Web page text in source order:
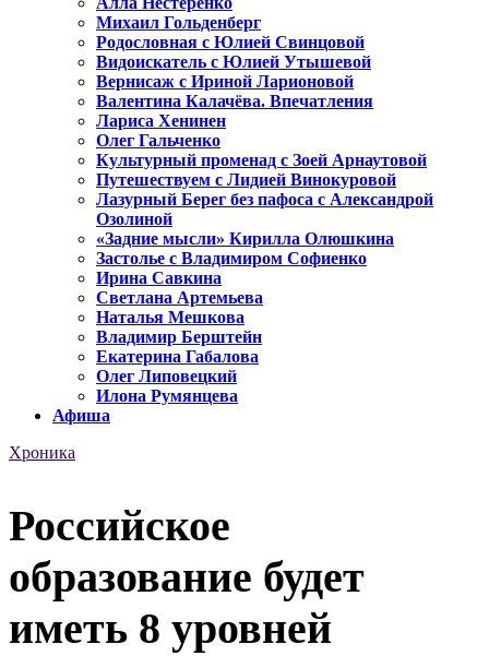
Михаил Гольденберг
Родословная с Юлией Свинцовой
Видоискатель с Юлией Утышевой
Вернисаж с Ириной Ларионовой
Валентина Калачёва. Впечатления
Лариса Хенинен
Олег Гальченко
Культурный променад с Зоей Арнаутовой
Путешествуем с Лидией Винокуровой
Лазурный Берег без пафоса с Александрой
Озолиной
«Задние мысли» Кирилла Олюшкина
Застолье с Владимиром Софиенко
Ирина Савкина
Светлана Артемьева
Наталья Мешкова
Владимир Берштейн
Екатерина Габалова
Олег Липовецкий
Илона Румянцева
Афиша
Хроника
Российское
образование будет
иметь 8 уровней